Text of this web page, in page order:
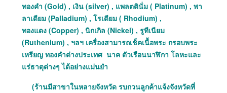
ทองคำ (Gold) , เงิน (silver) , แพลตตินั่ม ( Platinum) , พา
ลาเดียม (Palladium) , โรเดียม ( Rhodium) ,
ทองแดง (Copper) , นิกเกิล (Nickel) , รูทีเนียม
(Ruthenium) , ฯลฯ เครื่องสามารถเช็คเนื้อพระ กรอบพระ
เหรียญ ทองคำต่างประเทศ นาค ตัวเรือนนาฬิกา โลหะและ
แร่ธาตุต่างๆ ได้อย่างแม่นยำ
(ร้านมีสาขาในหลายจังหวัด รบกวนลูกค้าแจ้งจังหวัดที่